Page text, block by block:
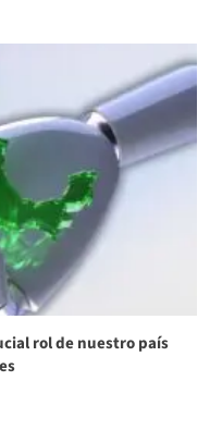
rol de nuestro país